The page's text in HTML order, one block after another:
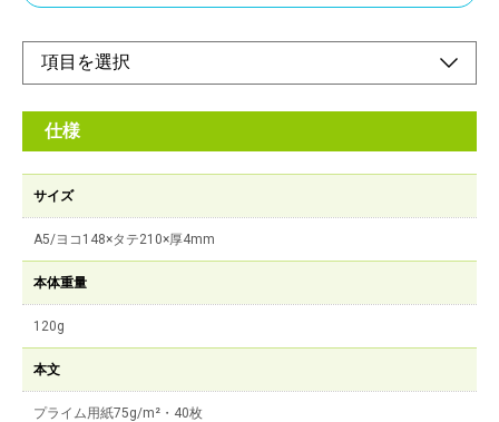
仕様
サイズ
A5/ヨコ148×タテ210×厚4mm
本体重量
120g
本文
プライム用紙75g/m²・40枚